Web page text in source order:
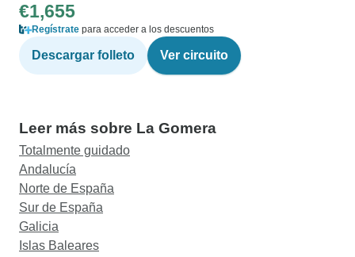
€1,655
Regístrate para acceder a los descuentos
Descargar folleto Ver circuito
Leer más sobre La Gomera
Totalmente guidado
Andalucía
Norte de España
Sur de España
Galicia
Islas Baleares